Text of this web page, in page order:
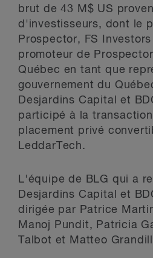
brut de 43 M$ US
d'investisseurs, dont le
Prospector, FS
promoteur de
Québec en tant que
gouvernement du
Desjardins Capital et
participé à la
placement privé
LeddarTech.
L'équipe de BLG qui a
Desjardins Capital et
dirigée par Patrice
Manoj Pundit, Patricia
Talbot et Matteo